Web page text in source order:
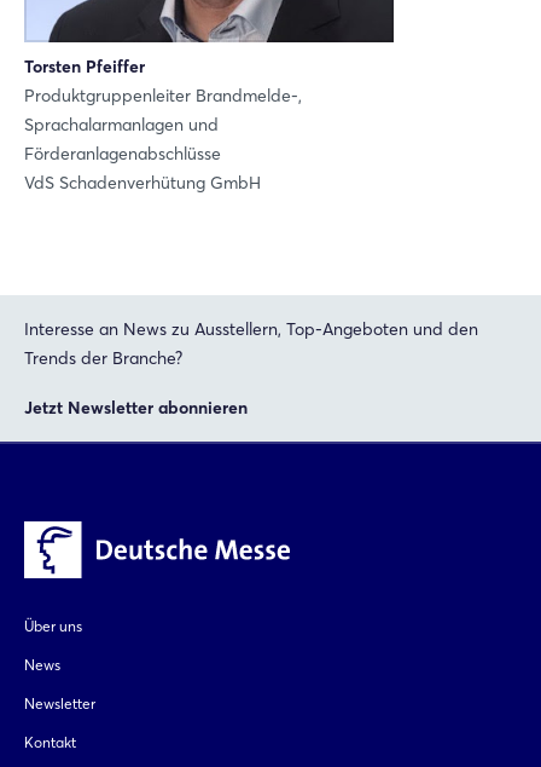
Torsten Pfeiffer
Produktgruppenleiter Brandmelde-,
Sprachalarmanlagen und
Förderanlagenabschlüsse
VdS Schadenverhütung GmbH
Interesse an News zu Ausstellern, Top-Angeboten und den
Trends der Branche?
Jetzt Newsletter abonnieren
Über uns
News
Newsletter
Kontakt
Passwort vergessen?
Noch nicht angemeldet?